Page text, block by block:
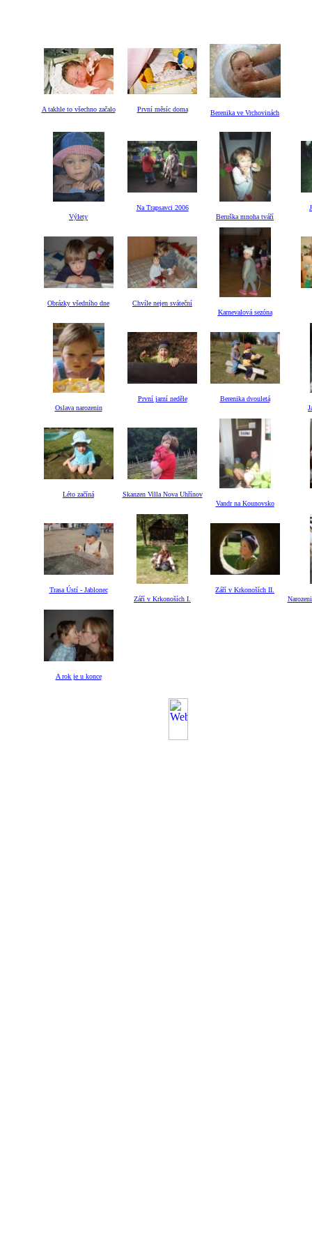
A takhle to všechno začalo První měsíc doma Berenika ve Vrchovinách
Výlety
Na Trapsavci 2006
Beruška mnoha tváří
Obrázky všedního dne
Chvíle nejen sváteční
Karnevalová sezóna
Oslava narozenin
První jarní neděle
Berenika dvouletá
Léto začíná
Skanzen Villa Nova Uhřínov
Vandr na Kounovsko
Trasa Ústí - Jablonec
Září v Krkonoších I.
Září v Krkonoších II.
A rok je u konce